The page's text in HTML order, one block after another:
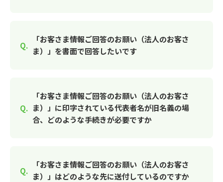
「お客さま情報ご回答のお願い（法人のお客さ
ま）」を書面で回答したいです
「お客さま情報ご回答のお願い（法人のお客さ
ま）」に印字されている代表者名が旧名義の場
合、どのような手続きが必要ですか
「お客さま情報ご回答のお願い（法人のお客さ
ま）」はどのような先に送付しているのですか